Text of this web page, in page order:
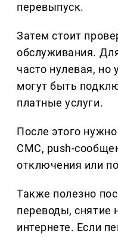
перевыпуск.
Затем стоит
обслуживания.
часто нулевая, но
могут быть
платные услуги.
После этого
СМС, push-
отключения или
Также полезно
переводы, снятие
интернете. Если